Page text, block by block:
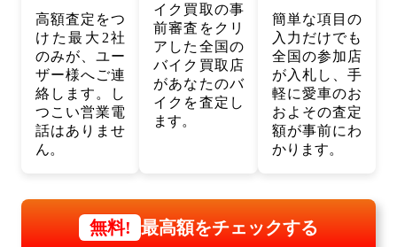
高額査定をつ
けた最大2社
のみが、ユー
ザー様へご連
絡します。し
つこい営業電
話はありませ
ん。
イク買取の事
前審査をクリ
アした全国の
バイク買取店
があなたのバ
イクを査定し
ます。
簡単な項目の
入力だけでも
全国の参加店
が入札し、手
軽に愛車のお
およその査定
額が事前にわ
かります。
無料! 最高額をチェックする